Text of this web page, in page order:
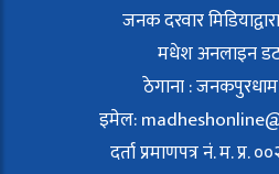
जनक दरवार
मधेश अनलाइन
ठेगाना :
इमेल:
दर्ता प्रमाणपत्र नं. म. प्र.